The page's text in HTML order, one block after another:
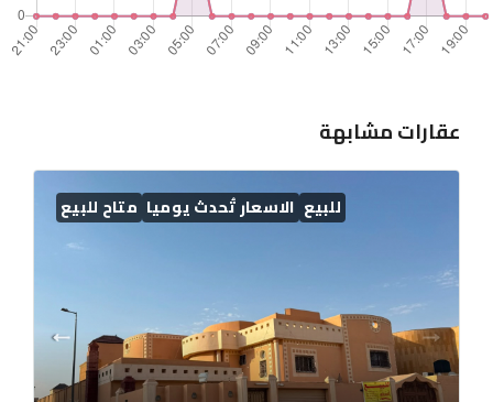
عقارات مشابهة
للبيع الاسعار تُحدث يوميا متاح للبيع